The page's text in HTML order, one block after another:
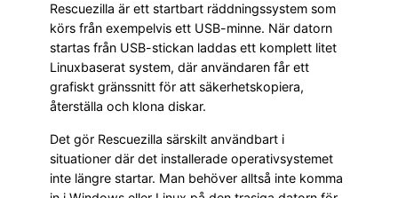
Rescuezilla är ett startbart räddningssystem som
körs från exempelvis ett USB-minne. När datorn
startas från USB-stickan laddas ett komplett litet
Linuxbaserat system, där användaren får ett
grafiskt gränssnitt för att säkerhetskopiera,
återställa och klona diskar.
Det gör Rescuezilla särskilt användbart i
situationer där det installerade operativsystemet
inte längre startar. Man behöver alltså inte komma